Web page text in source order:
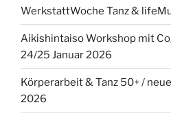
WerkstattWoche Tanz &
Aikishintaiso Workshop mit
24/25 Januar 2026
Körperarbeit & Tanz 50+ /
2026